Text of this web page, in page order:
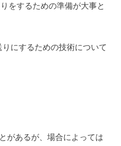
をするための準備が大事と
にするための技術について
があるが、場合によっては